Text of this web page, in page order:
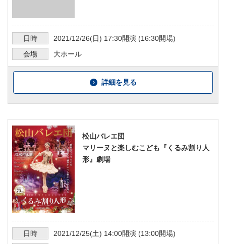
日時 2021/12/26(日) 17:30開演 (16:30開場)
会場
大ホール
詳細を見る
松山バレエ団
マリーヌと楽しむこども『くるみ割り人
形』劇場
日時 2021/12/25(土) 14:00開演 (13:00開場)